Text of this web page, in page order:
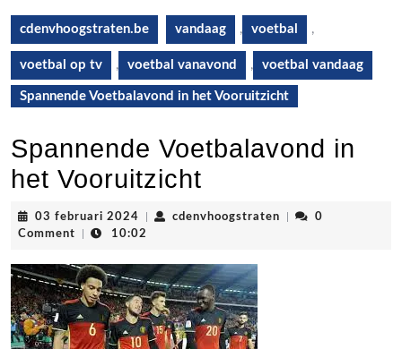
cdenvhoogstraten.be vandaag , voetbal ,
voetbal op tv , voetbal vanavond , voetbal vandaag
Spannende Voetbalavond in het Vooruitzicht
Spannende Voetbalavond in
het Vooruitzicht
03 februari 2024 03
februari
cdenvhoogstraten cdenvhoogstraten
0
Comment
10:02